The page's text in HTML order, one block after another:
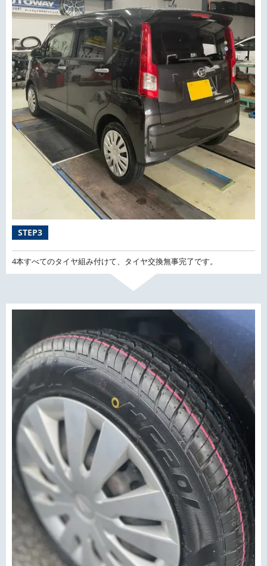
STEP3
4本すべてのタイヤ組み付けて、タイヤ交換無事完了です。